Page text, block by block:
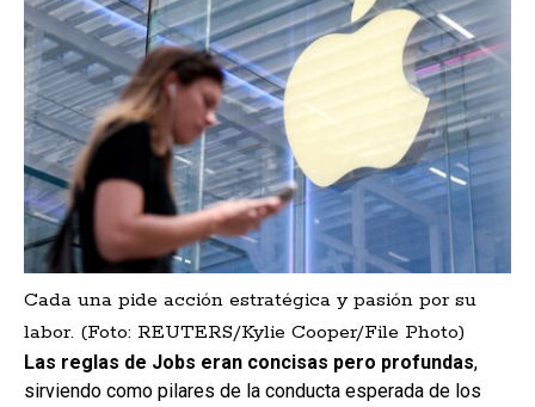
Cada una pide acción estratégica y pasión por su
labor. (Foto: REUTERS/Kylie Cooper/File Photo)
Las reglas de Jobs eran concisas pero profundas,
sirviendo como pilares de la conducta esperada de los